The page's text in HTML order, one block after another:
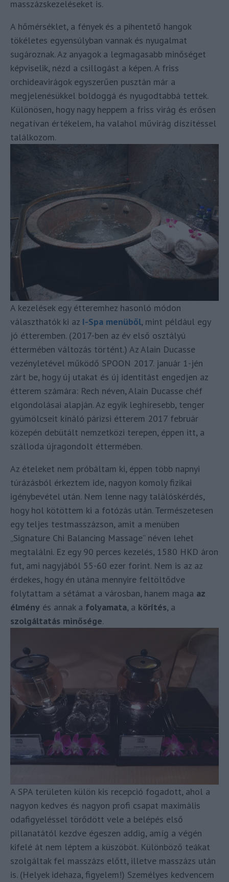
masszázskezeléseket is.
A hőmérséklet, a fények és a pihentető hangok
tökéletes egyensúlyban vannak és nyugalmat
sugároznak. Az anyagok a legmagasabb minőséget
képviselik, nézd a csillogást a képen. A friss
orchideavirágok egyszerűen pusztán már a
megjelenésükkel boldoggá és nyugodtabbá tettek.
Különösen, hogy nagy heppem a friss virág és erősen
negatívan értékelem, ha valahol művirág díszítéssel
találkozom.
A kezelések egy étteremhez hasonló módon
választhatók ki az I-Spa menüből, mint például egy
jó étteremben. (2017-ben az év első osztályú
éttermében változás történt.) Az Alain Ducasse
vezényletével működő SPOON 2017. január 1-jén
zárt be, hogy új utakat és új identitást engedjen az
étterem számára: Rech néven, Alain Ducasse chéf
elgondolásai alapján. Az egyik leghíresebb, tenger
gyümölcseit kínáló párizsi étterem 2017 február
közepén debütált nemzetközi terepen, éppen itt, a
szálloda újragondolt éttermében.
Az ételeket nem próbáltam ki, éppen több napnyi
túrázásból érkeztem ide, nagyon komoly fizikai
igénybevétel után. Nem lenne nagy találóskérdés,
hogy hol kötöttem ki a fotózás után. Természetesen
egy teljes testmasszázson, amit a menüben
„Signature Chi Balancing Massage” néven lehet
megtalálni. Ez egy 90 perces kezelés, 1580 HKD áron
fut, ami nagyjából 55-60 ezer forint. Nem is az az
érdekes, hogy én utána mennyire feltöltődve
folytattam a sétámat a városban, hanem maga az
élmény és annak a folyamata, a körítés, a
szolgáltatás minősége.
A SPA területen külön kis recepció fogadott, ahol a
nagyon kedves és nagyon profi csapat maximális
odafigyeléssel törődött vele a belépés első
pillanatától kezdve égeszen addig, amíg a végén
kifelé át nem léptem a küszöböt. Különböző teákat
szolgáltak fel masszázs előtt, illetve masszázs után
is. (Helyek idehaza, figyelem!) Személyes kedvencem